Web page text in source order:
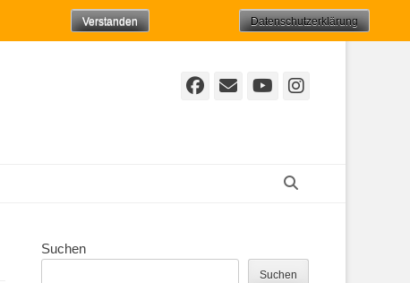
Facebook
E-
YouTube
Suchen
Suchen
Verstanden Datenschutzerklärung